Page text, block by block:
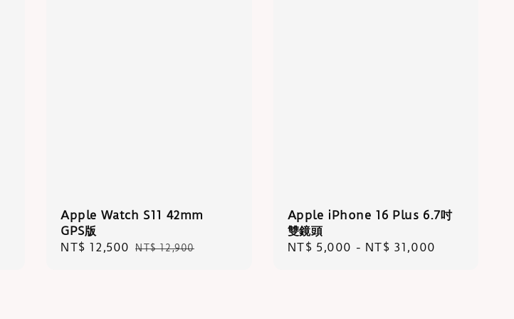
Apple Watch S11 42mm
GPS版
Sale
NT$ 12,500 Regular
NT$ 12,900
Apple iPhone 16 Plus 6.7吋
雙鏡頭
Regular
NT$ 5,000 - NT$ 31,000